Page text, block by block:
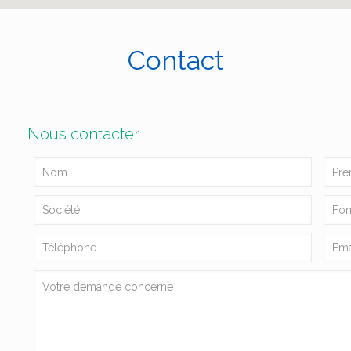
Contact
Nous contacter